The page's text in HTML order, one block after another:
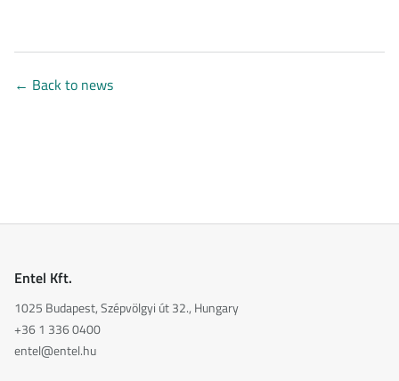
← Back to news
Entel Kft.
1025 Budapest, Szépvölgyi út 32., Hungary
+36 1 336 0400
entel@entel.hu